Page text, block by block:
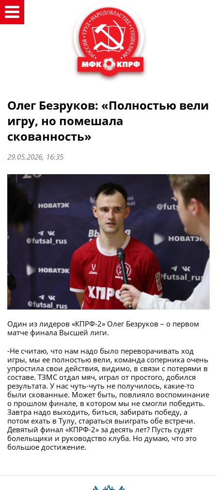
Олег Безруков: «Полностью вели
игру, но помешала
скованность»
29.05.2026, 16:35
Один из лидеров «КПРФ-2» Олег Безруков – о первом
матче финала Высшей лиги.
-Не считаю, что нам надо было переворачивать ход
игры, мы ее полностью вели, команда соперника очень
упростила свои действия, видимо, в связи с потерями в
составе. ТЗМС отдал мяч, играл от простого, добился
результата. У нас чуть-чуть не получилось, какие-то
были скованные. Может быть, повлияло воспоминание
о прошлом финале, в котором мы не смогли победить.
Завтра надо выходить, биться, забирать победу, а
потом ехать в Тулу, стараться выиграть обе встречи.
Девятый финал «КПРФ-2» за десять лет? Пусть судят
болельщики и руководство клуба. Но думаю, что это
большое достижение.